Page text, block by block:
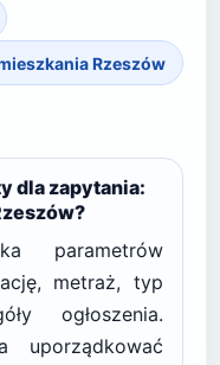
Rzeszów
dla zapytania:
parametrów
metraż, typ
ogłoszenia.
uporządkować